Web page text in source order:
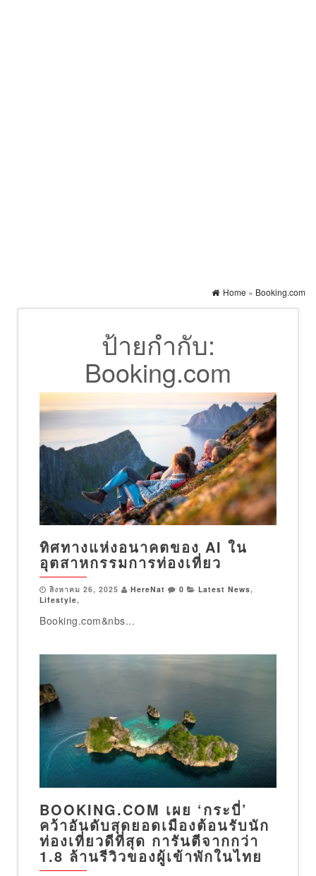
Home » Booking.com
ป้ายกำกับ:
Booking.com
ทิศทางแห่งอนาคตของ AI ใน
อุตสาหกรรมการท่องเที่ยว
สิงหาคม 26, 2025 HereNat 0 Latest News,
Lifestyle,
Booking.com&nbs...
BOOKING.COM เผย ‘กระบี่’
คว้าอันดับสุดยอดเมืองต้อนรับนัก
ท่องเที่ยวดีที่สุด การันตีจากกว่า
1.8 ล้านรีวิวของผู้เข้าพักในไทย